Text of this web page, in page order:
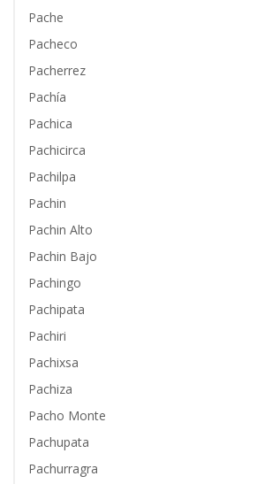
Pache
Pacheco
Pacherrez
Pachía
Pachica
Pachicirca
Pachilpa
Pachin
Pachin Alto
Pachin Bajo
Pachingo
Pachipata
Pachiri
Pachixsa
Pachiza
Pacho Monte
Pachupata
Pachurragra